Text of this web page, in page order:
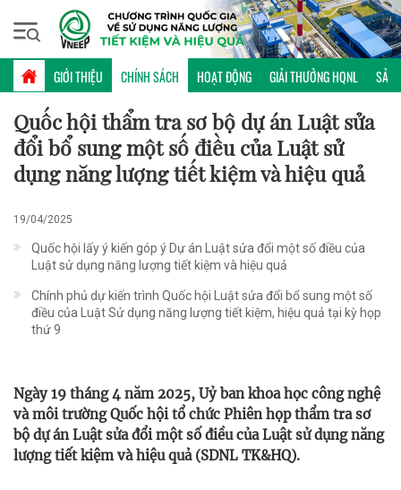
GIỚI THIỆU CHÍNH SÁCH HOẠT ĐỘNG GIẢI THƯỞNG HQNL SẢN
Thứ sáu, 07/08/2026 | 09:52 GMT+7
CHÍNH SÁCH
Quốc hội thẩm tra sơ bộ dự án Luật sửa
đổi bổ sung một số điều của Luật sử
dụng năng lượng tiết kiệm và hiệu quả
19/04/2025
Quốc hội lấy ý kiến góp ý Dự án Luật sửa đổi một số điều của
Luật sử dụng năng lượng tiết kiệm và hiệu quả
Chính phủ dự kiến trình Quốc hội Luật sửa đổi bổ sung một số
điều của Luật Sử dụng năng lượng tiết kiệm, hiệu quả tại kỳ họp
thứ 9
Ngày 19 tháng 4 năm 2025, Uỷ ban khoa học công nghệ
và môi trường Quốc hội tổ chức Phiên họp thẩm tra sơ
bộ dự án Luật sửa đổi một số điều của Luật sử dụng năng
lượng tiết kiệm và hiệu quả (SDNL TK&HQ).